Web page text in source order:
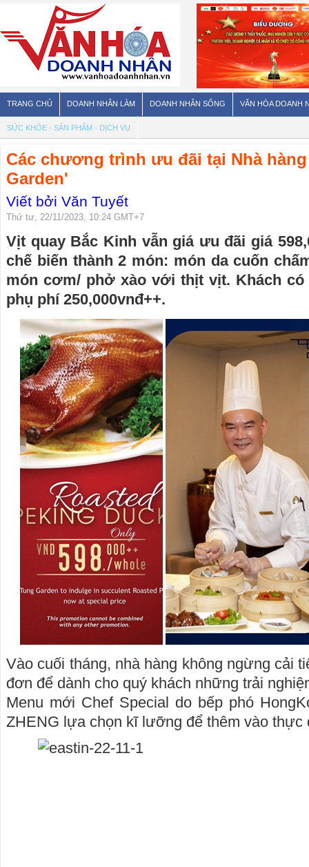
TRANG CHỦ DOANH NHÂN LÀM DOANH NHÂN SỐNG VĂN HÓA DOANH
SỨC KHỎE - SẢN PHẨM - DỊCH VỤ
Các chương trình ưu đãi tại Nhà
Garden'
Viết bởi Văn Tuyết
Thứ tư, 22/11/2023, 10:24 GMT+7
Vịt quay Bắc Kinh vẫn giá ưu đãi giá
chế biến thành 2 món: món da cuốn
món cơm/ phở xào với thịt vịt. Khách
phụ phí 250,000vnđ++.
Vào cuối tháng, nhà hàng không ngừng cải
đơn để dành cho quý khách những trải
Menu mới Chef Special do bếp phó
ZHENG lựa chọn kĩ lưỡng để thêm vào thực